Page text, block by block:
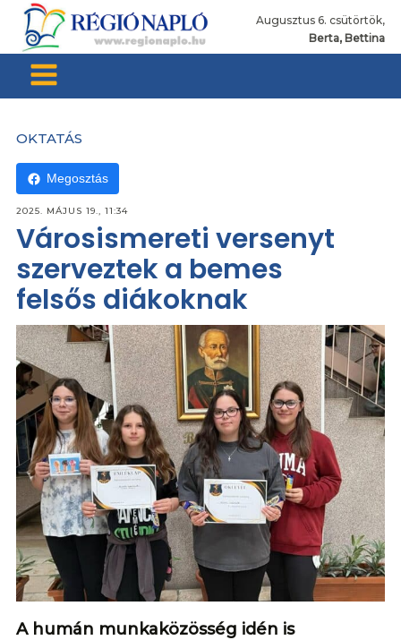
Augusztus 6. csütörtök,
Berta, Bettina
OKTATÁS
Megosztás
2025. MÁJUS 19., 11:34
Városismereti versenyt
szerveztek a bemes
felsős diákoknak
A humán munkaközösség idén is